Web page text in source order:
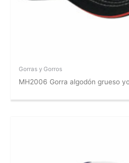
Gorras y Gorros
MH2006 Gorra algodón grueso